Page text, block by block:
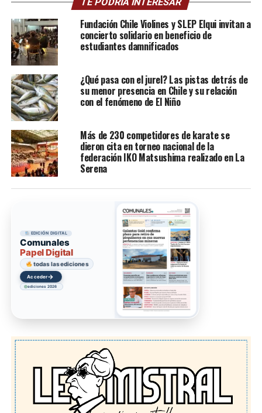
Fundación Chile Violines y SLEP Elqui invitan a
concierto solidario en beneficio de
estudiantes damnificados
¿Qué pasa con el jurel? Las pistas detrás de
su menor presencia en Chile y su relación
con el fenómeno de El Niño
Más de 230 competidores de karate se
dieron cita en torneo nacional de la
federación IKO Matsushima realizado en La
Serena
EDICIÓN DIGITAL
Comunales
Papel Digital
todas las ediciones
Acceder→
ediciones 2026